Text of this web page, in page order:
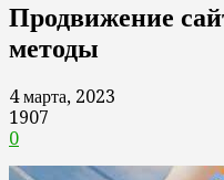
Продвижение
методы
4 марта, 2023
1907
0